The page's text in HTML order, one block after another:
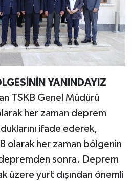
YANINDAYIZ
TSKB Genel Müdürü
her zaman deprem
ifade ederek,
olarak her zaman bölgenin
sonra. Deprem
üzere yurt dışından önemli